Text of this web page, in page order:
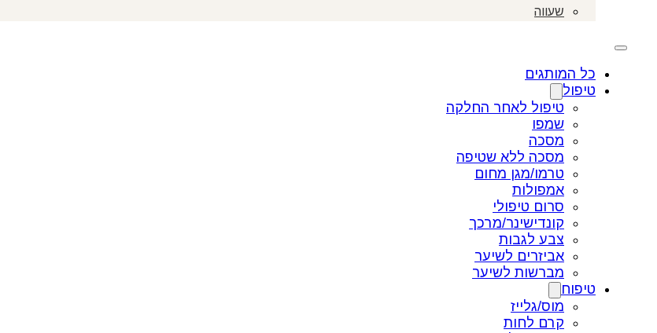
שעווה
כל המותגים
טיפול
טיפול לאחר החלקה
שמפו
מסכה
מסכה ללא שטיפה
טרמו/מגן מחום
אמפולות
סרום טיפולי
קונדישינר/מרכך
צבע לגבות
אביזרים לשיער
מברשות לשיער
טיפוח
מוס/גלייז
קרם לחות